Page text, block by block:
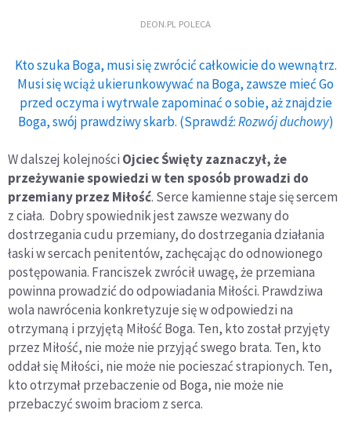
DEON.PL POLECA
Kto szuka Boga, musi się zwrócić całkowicie do wewnątrz.
Musi się wciąż ukierunkowywać na Boga, zawsze mieć Go
przed oczyma i wytrwale zapominać o sobie, aż znajdzie
Boga, swój prawdziwy skarb. (Sprawdź:Rozwój duchowy)
W dalszej kolejności Ojciec Święty zaznaczył, że
przeżywanie spowiedzi w ten sposób prowadzi do
przemiany przez Miłość. Serce kamienne staje się sercem
z ciała. Dobry spowiednik jest zawsze wezwany do
dostrzegania cudu przemiany, do dostrzegania działania
łaski w sercach penitentów, zachęcając do odnowionego
postępowania. Franciszek zwrócił uwagę, że przemiana
powinna prowadzić do odpowiadania Miłości. Prawdziwa
wola nawrócenia konkretyzuje się w odpowiedzi na
otrzymaną i przyjętą Miłość Boga. Ten, kto został przyjęty
przez Miłość, nie może nie przyjąć swego brata. Ten, kto
oddał się Miłości, nie może nie pocieszać strapionych. Ten,
kto otrzymał przebaczenie od Boga, nie może nie
przebaczyć swoim braciom z serca.